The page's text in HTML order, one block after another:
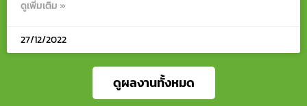
ดูเพิ่มเติม »
27/12/2022
ดูผลงานทั้งหมด